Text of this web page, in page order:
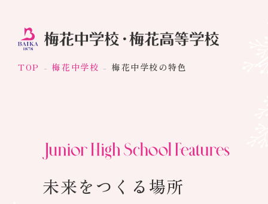
TOP 梅花中学校 梅花中学校の特色
未来をつくる場所